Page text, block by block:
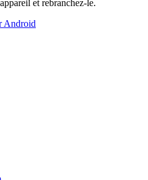
et rebranchez-le.
Android